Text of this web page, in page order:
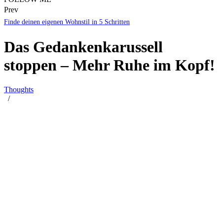
Prev
Finde deinen eigenen Wohnstil in 5 Schritten
Das Gedankenkarussell
stoppen – Mehr Ruhe im Kopf!
Thoughts
/